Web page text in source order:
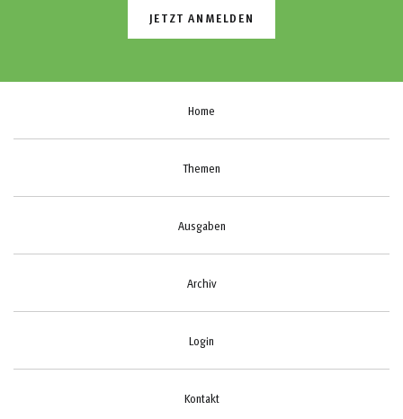
JETZT ANMELDEN
Home
Themen
Ausgaben
Archiv
Login
Kontakt